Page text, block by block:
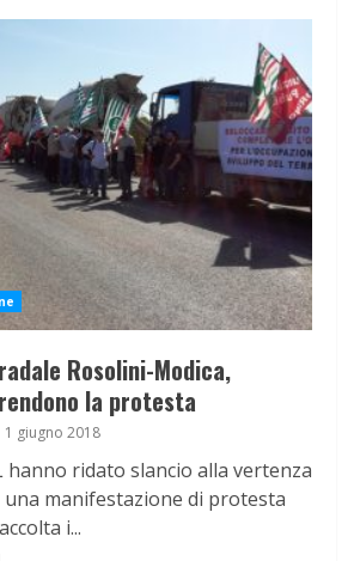
Rosolini-Modica,
la protesta
1 giugno 2018
hanno ridato slancio alla vertenza
manifestazione di protesta
i...